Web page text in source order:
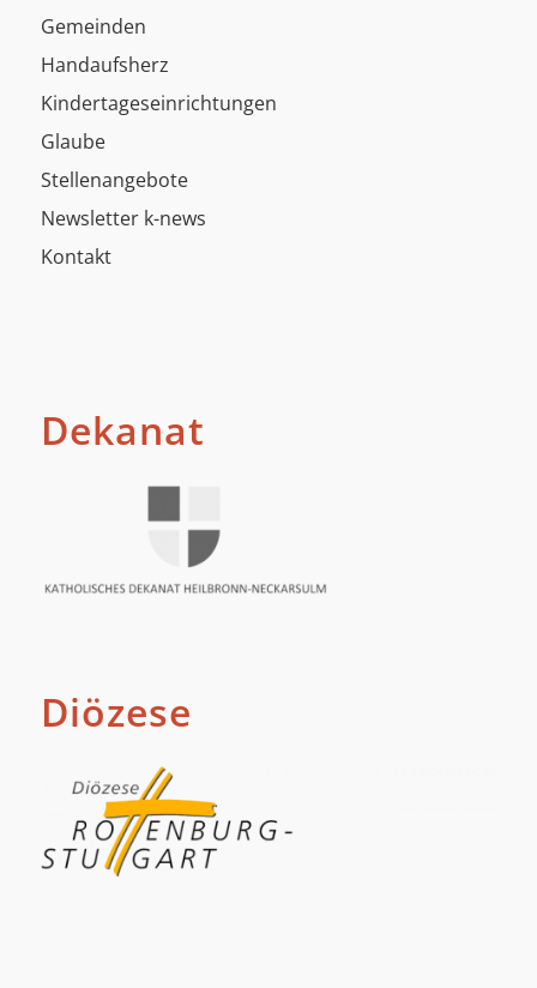
Gemeinden
Handaufsherz
Kindertageseinrichtungen
Glaube
Stellenangebote
Newsletter k-news
Kontakt
Dekanat
Diözese